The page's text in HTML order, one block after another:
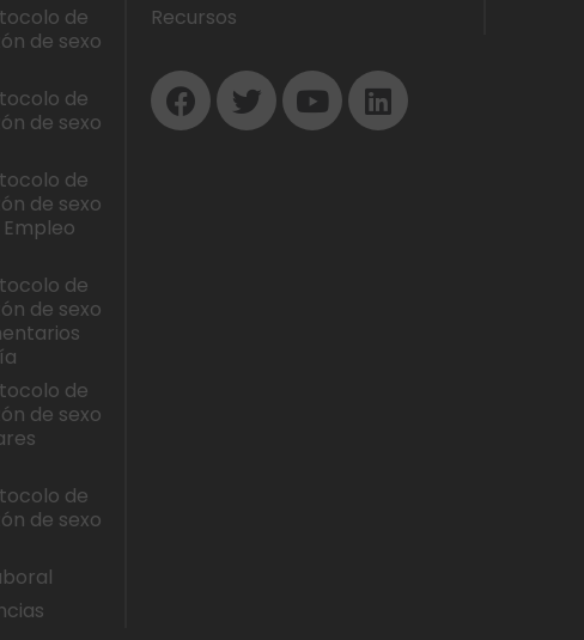
de
de sexo
de
de sexo
de
de sexo
de
de sexo
de
de sexo
de
de sexo
Recursos